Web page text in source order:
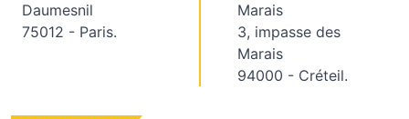
Daumesnil
75012 - Paris.
Marais
3, impasse des
Marais
94000 - Créteil.